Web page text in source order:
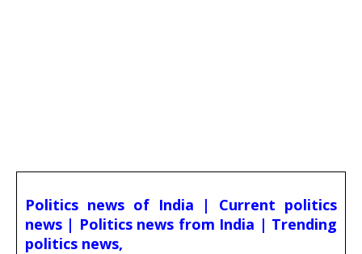
Politics news of India | Current politics
news | Politics news from India | Trending
politics news,